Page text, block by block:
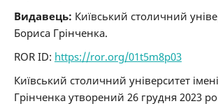
Видавець: Київський столичний
Бориса Грінченка.
ROR ID: https://ror.org/01t5m8p03
Київський столичний університет
Грінченка утворений 26 грудня 2023